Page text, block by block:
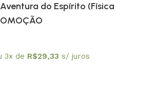
do Espírito (Física
3x de R$29,33 s/ juros